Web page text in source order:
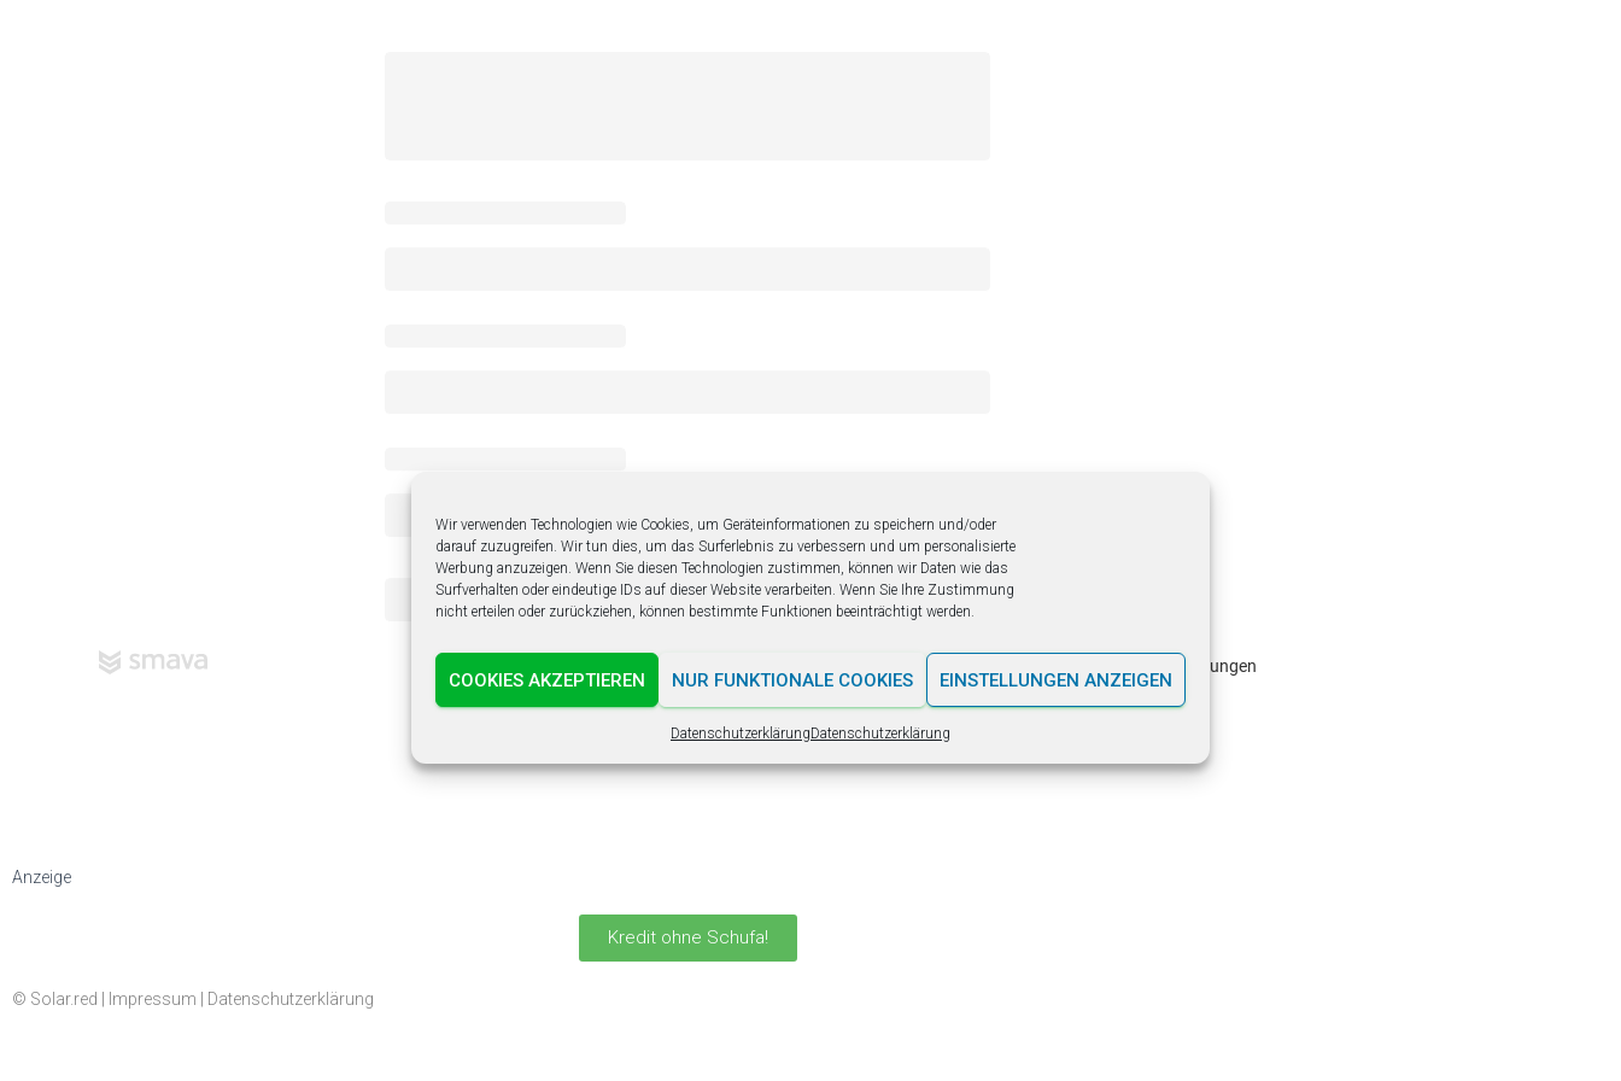
Wir verwenden Technologien wie Cookies, um Geräteinformationen zu speichern und/oder
darauf zuzugreifen. Wir tun dies, um das Surferlebnis zu verbessern und um personalisierte
Werbung anzuzeigen. Wenn Sie diesen Technologien zustimmen, können wir Daten wie das
Surfverhalten oder eindeutige IDs auf dieser Website verarbeiten. Wenn Sie Ihre Zustimmung
nicht erteilen oder zurückziehen, können bestimmte Funktionen beeinträchtigt werden.
COOKIES AKZEPTIEREN NUR FUNKTIONALE COOKIES EINSTELLUNGEN ANZEIGEN
DatenschutzerklärungDatenschutzerklärung
Anzeige
Kredit ohne Schufa!
© Solar.red | Impressum Datenschutzerklärung